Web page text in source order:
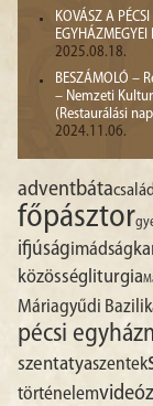
KOVÁSZ A
2025.08.18.
BESZÁMOLÓ –
– Nemzeti
(Restaurálási
2024.11.06.
adventbátacsalád
főpásztor
ifjúságimádság
közösség liturgia
Máriagyűdi
pécsi
szentatyaszentek
történelemvideó